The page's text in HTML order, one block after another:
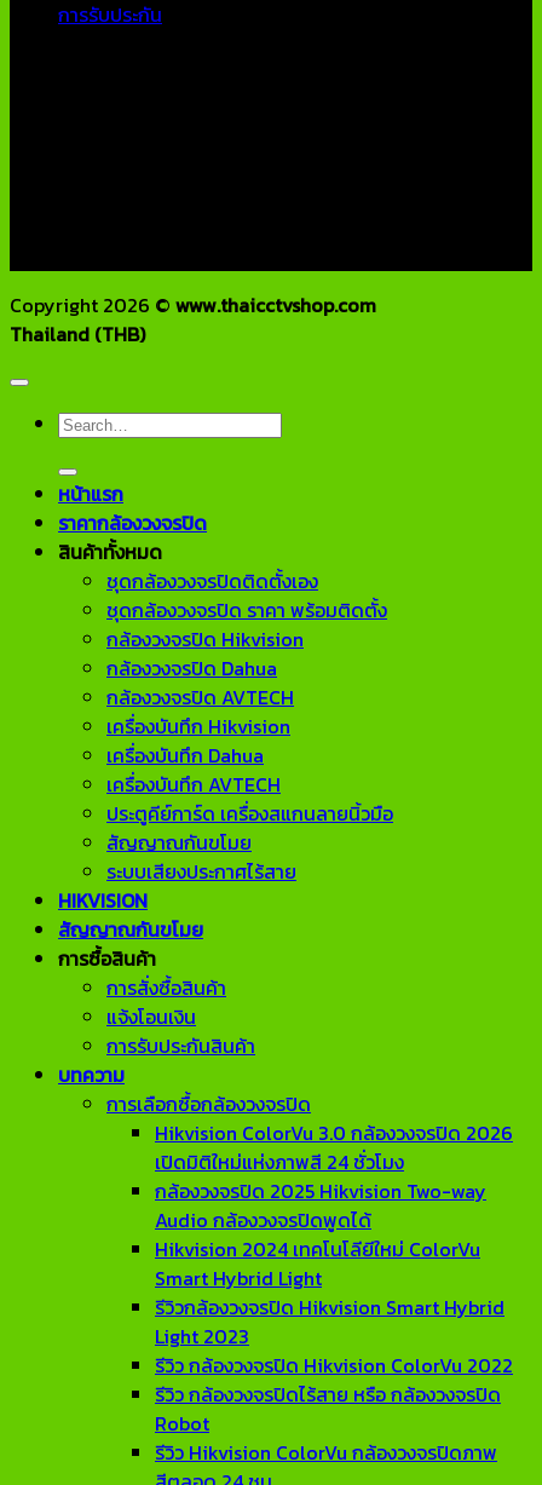
การรับประกัน
Copyright 2026 © www.thaicctvshop.com
Thailand (THB)
Search
หน้าแรก
ราคากล้องวงจรปิด
สินค้าทั้งหมด
ชุดกล้องวงจรปิดติดตั้งเอง
ชุดกล้องวงจรปิด ราคา พร้อมติดตั้ง
กล้องวงจรปิด Hikvision
กล้องวงจรปิด Dahua
กล้องวงจรปิด AVTECH
เครื่องบันทึก Hikvision
เครื่องบันทึก Dahua
เครื่องบันทึก AVTECH
ประตูคีย์การ์ด เครื่องสแกนลายนิ้วมือ
สัญญาณกันขโมย
ระบบเสียงประกาศไร้สาย
HIKVISION
สัญญาณกันขโมย
การซื้อสินค้า
การสั่งซื้อสินค้า
แจ้งโอนเงิน
การรับประกันสินค้า
บทความ
การเลือกซื้อกล้องวงจรปิด
Hikvision ColorVu 3.0 กล้องวงจรปิด 2026
เปิดมิติใหม่แห่งภาพสี 24 ชั่วโมง
กล้องวงจรปิด 2025 Hikvision Two-way
Audio กล้องวงจรปิดพูดได้
Hikvision 2024 เทคโนโลียีใหม่ ColorVu
Smart Hybrid Light
รีวิวกล้องวงจรปิด Hikvision Smart Hybrid
Light 2023
รีวิว กล้องวงจรปิด Hikvision ColorVu 2022
รีวิว กล้องวงจรปิดไร้สาย หรือ กล้องวงจรปิด
Robot
รีวิว Hikvision ColorVu กล้องวงจรปิดภาพ